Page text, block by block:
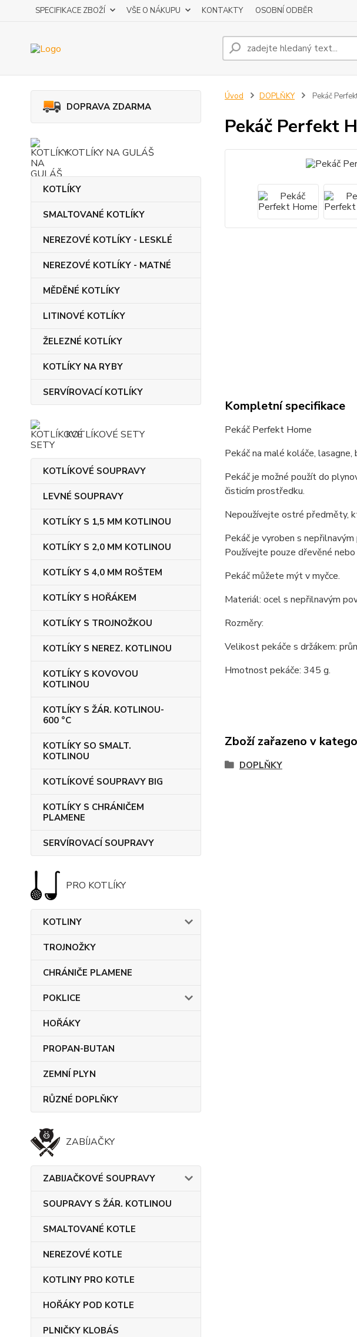
SPECIFIKACE ZBOŽÍ VŠE O NÁKUPU KONTAKTY OSOBNÍ ODBĚR
DOPRAVA ZDARMA
KOTLÍKY NA GULÁŠ
KOTLÍKY
SMALTOVANÉ KOTLÍKY
NEREZOVÉ KOTLÍKY - LESKLÉ
NEREZOVÉ KOTLÍKY - MATNÉ
MĚDĚNÉ KOTLÍKY
LITINOVÉ KOTLÍKY
ŽELEZNÉ KOTLÍKY
KOTLÍKY NA RYBY
SERVÍROVACÍ KOTLÍKY
KOTLÍKOVÉ SETY
KOTLÍKOVÉ SOUPRAVY
LEVNÉ SOUPRAVY
KOTLÍKY S 1,5 MM KOTLINOU
KOTLÍKY S 2,0 MM KOTLINOU
KOTLÍKY S 4,0 MM ROŠTEM
KOTLÍKY S HOŘÁKEM
KOTLÍKY S TROJNOŽKOU
KOTLÍKY S NEREZ. KOTLINOU
KOTLÍKY S KOVOVOU
KOTLINOU
KOTLÍKY S ŽÁR. KOTLINOU-
600 °C
KOTLÍKY SO SMALT.
KOTLINOU
KOTLÍKOVÉ SOUPRAVY BIG
KOTLÍKY S CHRÁNIČEM
PLAMENE
SERVÍROVACÍ SOUPRAVY
PRO KOTLÍKY
KOTLINY
TROJNOŽKY
CHRÁNIČE PLAMENE
POKLICE
HOŘÁKY
PROPAN-BUTAN
ZEMNÍ PLYN
RŮZNÉ DOPLŇKY
ZABÍJAČKY
ZABIJAČKOVÉ SOUPRAVY
SOUPRAVY S ŽÁR. KOTLINOU
SMALTOVANÉ KOTLE
NEREZOVÉ KOTLE
KOTLINY PRO KOTLE
HOŘÁKY POD KOTLE
PLNIČKY KLOBÁS
Úvod DOPLŇKY Pekáč
Pekáč Perfekt
Kompletní specifikace
Pekáč Perfekt Home
Pekáč na malé koláče, lasagne,
Pekáč je možné použít do
čisticím prostředku.
Nepoužívejte ostré předměty,
Pekáč je vyroben s
Používejte pouze dřevěné
Pekáč můžete mýt v myčce.
Materiál: ocel s nepřilnavým
Rozměry:
Velikost pekáče s držákem:
Hmotnost pekáče: 345 g.
Zboží zařazeno v
DOPLŇKY